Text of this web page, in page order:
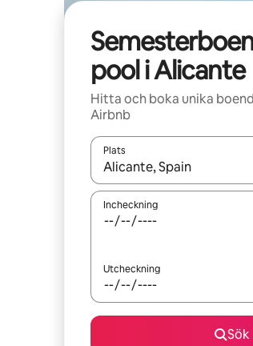
pool i Alicante
Hitta och boka unika
Airbnb
Plats
När resultaten är
Incheckning
Utcheckning
Sök